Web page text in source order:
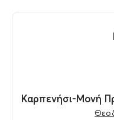
Καρπενήσι-Μονή